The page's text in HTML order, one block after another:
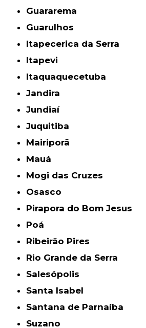
Guararema
Guarulhos
Itapecerica da Serra
Itapevi
Itaquaquecetuba
Jandira
Jundiaí
Juquitiba
Mairiporã
Mauá
Mogi das Cruzes
Osasco
Pirapora do Bom Jesus
Poá
Ribeirão Pires
Rio Grande da Serra
Salesópolis
Santa Isabel
Santana de Parnaíba
Suzano